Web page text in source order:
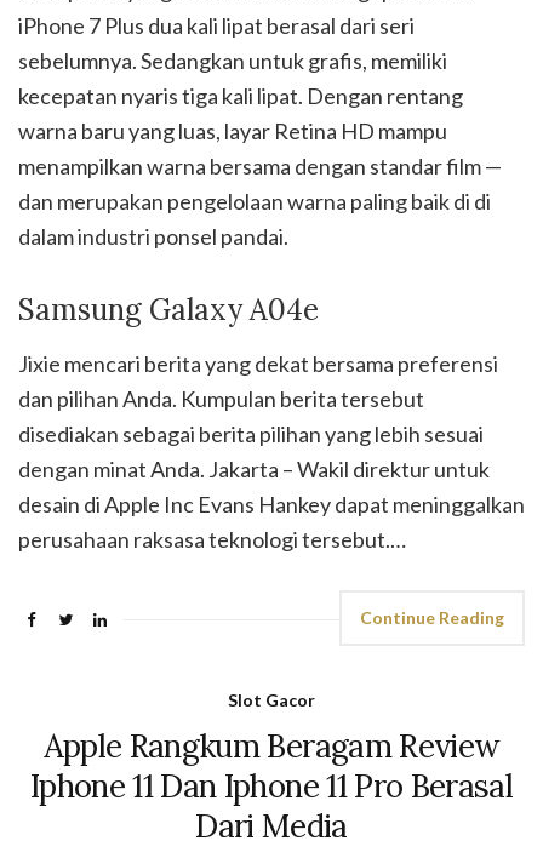
iPhone 7 Plus dua kali lipat berasal dari seri
sebelumnya. Sedangkan untuk grafis, memiliki
kecepatan nyaris tiga kali lipat. Dengan rentang
warna baru yang luas, layar Retina HD mampu
menampilkan warna bersama dengan standar film —
dan merupakan pengelolaan warna paling baik di di
dalam industri ponsel pandai.
Samsung Galaxy A04e
Jixie mencari berita yang dekat bersama preferensi
dan pilihan Anda. Kumpulan berita tersebut
disediakan sebagai berita pilihan yang lebih sesuai
dengan minat Anda. Jakarta – Wakil direktur untuk
desain di Apple Inc Evans Hankey dapat meninggalkan
perusahaan raksasa teknologi tersebut.…
Continue Reading
Slot Gacor
Apple Rangkum Beragam Review
Iphone 11 Dan Iphone 11 Pro Berasal
Dari Media